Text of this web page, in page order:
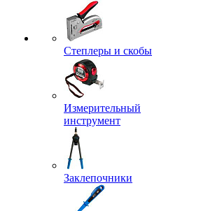
Степлеры и скобы
Измерительный
инструмент
Заклепочники